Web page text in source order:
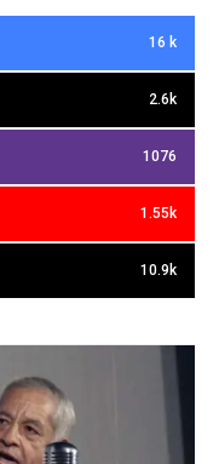
16 k
2.6k
1076
1.55k
10.9k